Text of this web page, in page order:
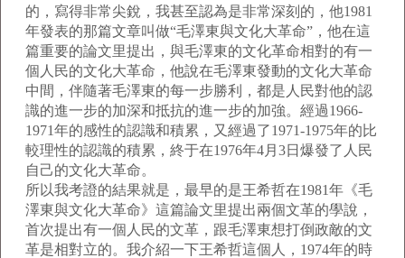
的，寫得非常尖銳，我甚至認為是非常深刻的，他1981
年發表的那篇文章叫做“毛澤東與文化大革命”，他在這
篇重要的論文里提出，與毛澤東的文化革命相對的有一
個人民的文化大革命，他說在毛澤東發動的文化大革命
中間，伴隨著毛澤東的每一步勝利，都是人民對他的認
識的進一步的加深和抵抗的進一步的加強。經過1966-
1971年的感性的認識和積累，又經過了1971-1975年的比
較理性的認識的積累，終于在1976年4月3日爆發了人民
自己的文化大革命。
所以我考證的結果就是，最早的是王希哲在1981年《毛
澤東與文化大革命》這篇論文里提出兩個文革的學說，
首次提出有一個人民的文革，跟毛澤東想打倒政敵的文
革是相對立的。我介紹一下王希哲這個人，1974年的時